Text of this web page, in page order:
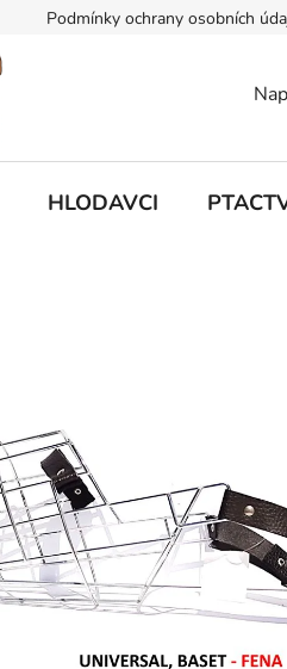
Podmínky ochrany osobních
HLODAVCI